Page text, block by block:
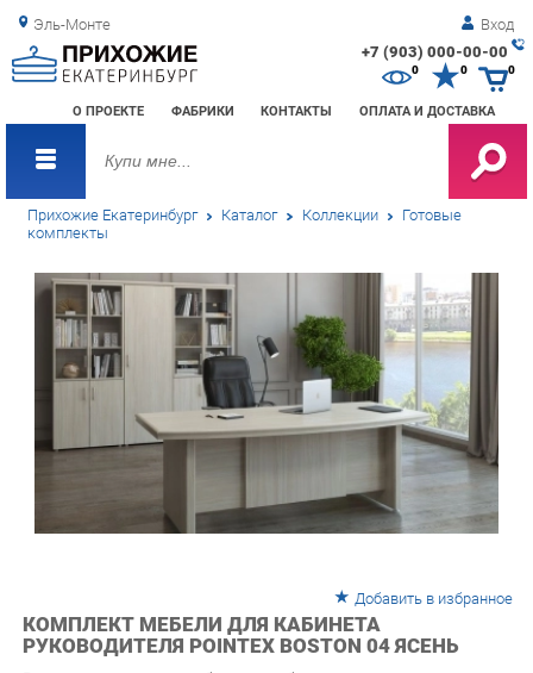
Эль-Монте Вход
+7 (903) 000-00-00
О ПРОЕКТЕ ФАБРИКИ КОНТАКТЫ ОПЛАТА И ДОСТАВКА
0 0
Прихожие Екатеринбург Каталог Коллекции Готовые
комплекты
КОМПЛЕКТ МЕБЕЛИ ДЛЯ КАБИНЕТА
РУКОВОДИТЕЛЯ POINTEX BOSTON 04 ЯСЕНЬ
Роскошная коллекция мебели для кабинета руководителя,